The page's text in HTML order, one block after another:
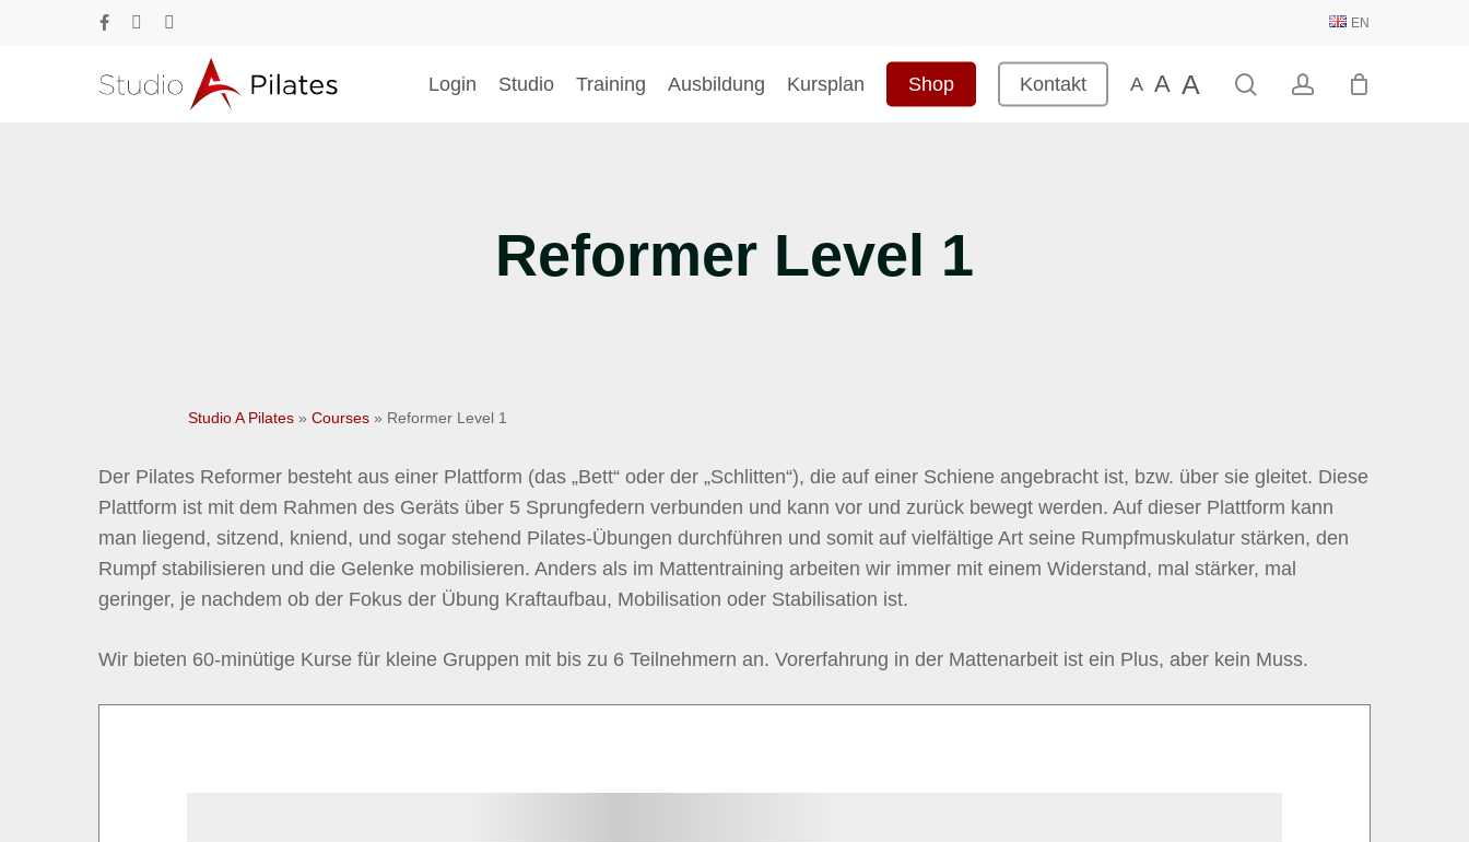
EN
Login Studio Training Ausbildung Kursplan Shop Kontakt A A A searchaccount
Reformer Level 1
Studio A Pilates » Courses » Reformer Level 1
Der Pilates Reformer besteht aus einer Plattform (das „Bett“ oder der „Schlitten“), die auf einer Schiene angebracht ist, bzw. über sie gleitet. Diese
Plattform ist mit dem Rahmen des Geräts über 5 Sprungfedern verbunden und kann vor und zurück bewegt werden. Auf dieser Plattform kann
man liegend, sitzend, kniend, und sogar stehend Pilates-Übungen durchführen und somit auf vielfältige Art seine Rumpfmuskulatur stärken, den
Rumpf stabilisieren und die Gelenke mobilisieren. Anders als im Mattentraining arbeiten wir immer mit einem Widerstand, mal stärker, mal
geringer, je nachdem ob der Fokus der Übung Kraftaufbau, Mobilisation oder Stabilisation ist.
Wir bieten 60-minütige Kurse für kleine Gruppen mit bis zu 6 Teilnehmern an. Vorerfahrung in der Mattenarbeit ist ein Plus, aber kein Muss.